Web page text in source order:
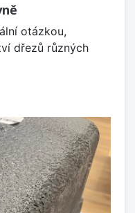
otázkou,
dřezů různých